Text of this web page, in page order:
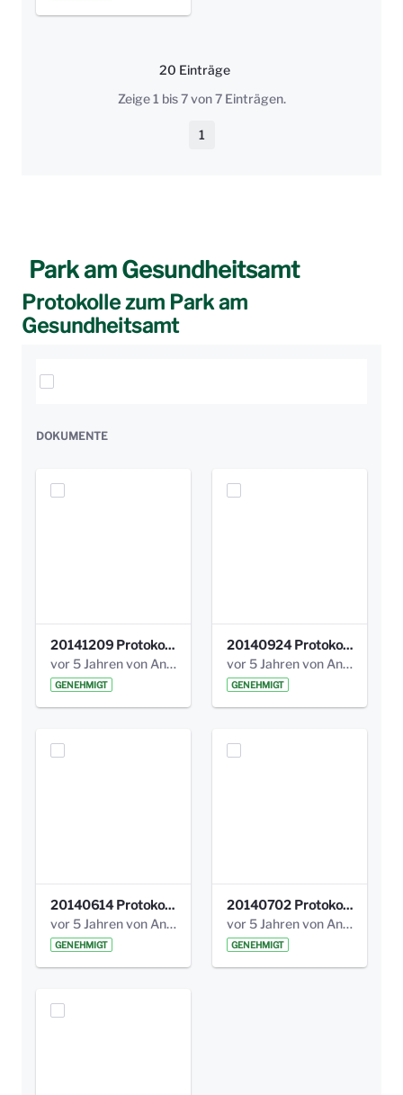
20 Einträge
Pro Seite
Zeige 1 bis 7 von 7 Einträgen.
Seite
1
Park am Gesundheitsamt
Protokolle zum Park am
Gesundheitsamt
Elemente auswählen
DOKUMENTE
20141209 Protokoll Park am Gesundheitsamt 04.pdf
vor 5 Jahren von Anni Schlumberger
GENEHMIGT
20140924 Protokoll Park am Gesundheitsamt 03.pdf
vor 5 Jahren von Anni Schlumberger
GENEHMIGT
20140614 Protokoll Park Am Gesundheitsamt 00.pdf
vor 5 Jahren von Anni Schlumberger
GENEHMIGT
20140702 Protokoll Park am Gesundheitsam 01.pdf
vor 5 Jahren von Anni Schlumberger
GENEHMIGT